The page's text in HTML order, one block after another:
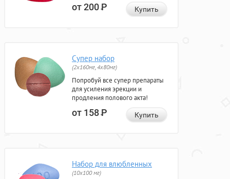
от 200Р Купить
Супер набор
(2х160мг, 4х80мг)
Попробуй все супер препараты
для усиления эрекции и
продления полового акта!
от 158Р Купить
Набор для влюбленных
(10х100 мг)